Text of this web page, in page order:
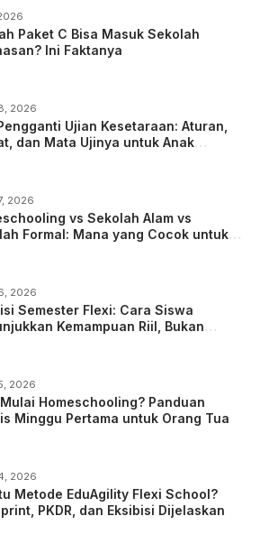
Paket C Bisa Masuk Sekolah
Ini Faktanya
2026
Ujian Kesetaraan: Aturan,
dan Mata Ujinya untuk Anak
2026
vs Sekolah Alam vs
Formal: Mana yang Cocok untuk
2026
Semester Flexi: Cara Siswa
Kemampuan Riil, Bukan
2026
Homeschooling? Panduan
Minggu Pertama untuk Orang Tua
2026
Metode EduAgility Flexi School?
PKDR, dan Eksibisi Dijelaskan